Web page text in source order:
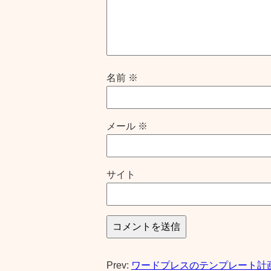
名前 ※
メール ※
サイト
Prev: ワードプレスのテンプレート計